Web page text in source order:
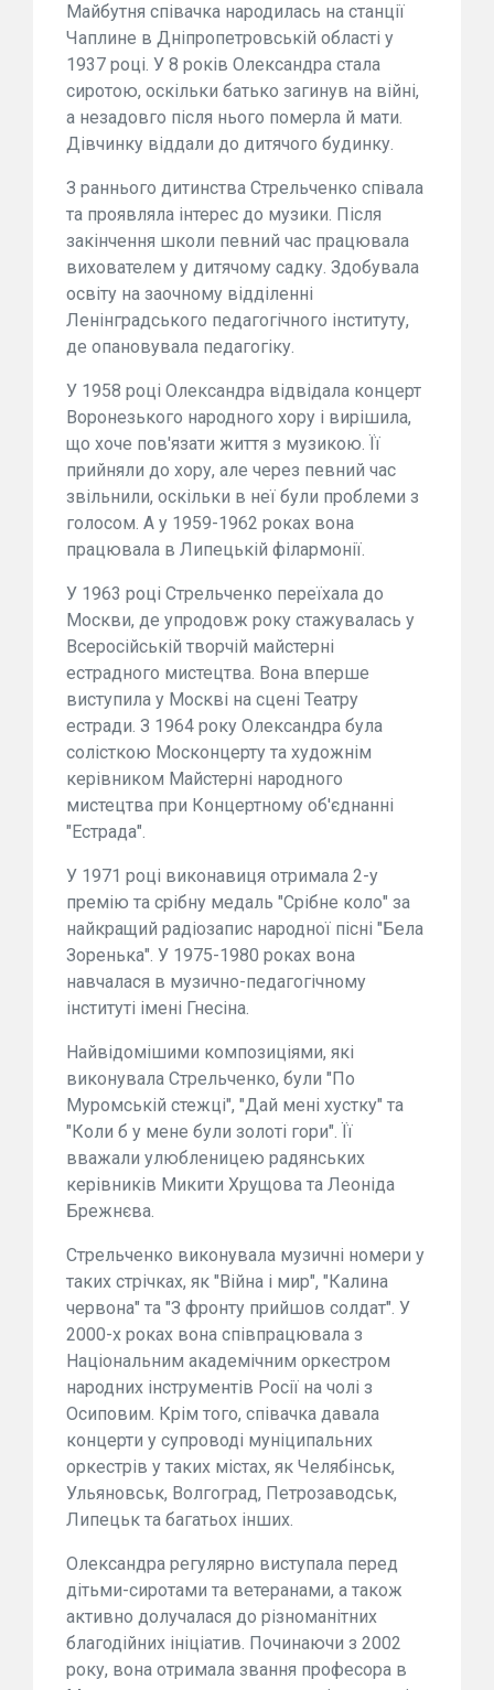
Майбутня співачка народилась на станції
Чаплине в Дніпропетровській області у
1937 році. У 8 років Олександра стала
сиротою, оскільки батько загинув на війні,
а незадовго після нього померла й мати.
Дівчинку віддали до дитячого будинку.
З раннього дитинства Стрельченко співала
та проявляла інтерес до музики. Після
закінчення школи певний час працювала
вихователем у дитячому садку. Здобувала
освіту на заочному відділенні
Ленінградського педагогічного інституту,
де опановувала педагогіку.
У 1958 році Олександра відвідала концерт
Воронезького народного хору і вирішила,
що хоче пов'язати життя з музикою. Її
прийняли до хору, але через певний час
звільнили, оскільки в неї були проблеми з
голосом. А у 1959-1962 роках вона
працювала в Липецькій філармонії.
У 1963 році Стрельченко переїхала до
Москви, де упродовж року стажувалась у
Всеросійській творчій майстерні
естрадного мистецтва. Вона вперше
виступила у Москві на сцені Театру
естради. З 1964 року Олександра була
солісткою Москонцерту та художнім
керівником Майстерні народного
мистецтва при Концертному об'єднанні
"Естрада".
У 1971 році виконавиця отримала 2-у
премію та срібну медаль "Срібне коло" за
найкращий радіозапис народної пісні "Бела
Зоренька". У 1975-1980 роках вона
навчалася в музично-педагогічному
інституті імені Гнесіна.
Найвідомішими композиціями, які
виконувала Стрельченко, були "По
Муромській стежці", "Дай мені хустку" та
"Коли б у мене були золоті гори". Її
вважали улюбленицею радянських
керівників Микити Хрущова та Леоніда
Брежнєва.
Стрельченко виконувала музичні номери у
таких стрічках, як "Війна і мир", "Калина
червона" та "З фронту прийшов солдат". У
2000-х роках вона співпрацювала з
Національним академічним оркестром
народних інструментів Росії на чолі з
Осиповим. Крім того, співачка давала
концерти у супроводі муніципальних
оркестрів у таких містах, як Челябінськ,
Ульяновськ, Волгоград, Петрозаводськ,
Липецьк та багатьох інших.
Олександра регулярно виступала перед
дітьми-сиротами та ветеранами, а також
активно долучалася до різноманітних
благодійних ініціатив. Починаючи з 2002
року, вона отримала звання професора в